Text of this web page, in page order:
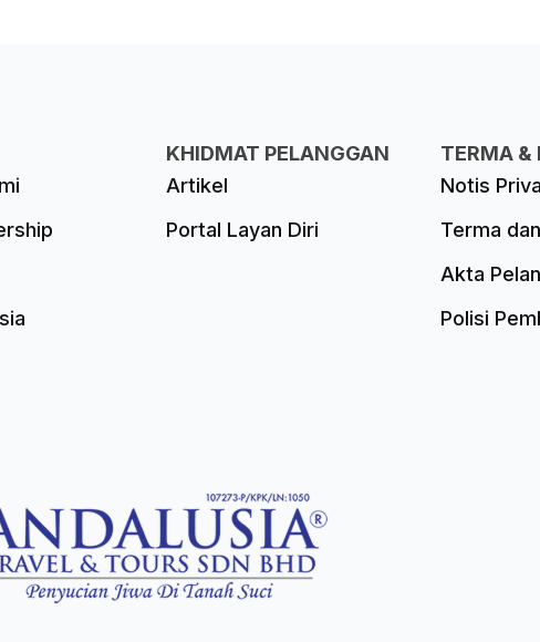
KHIDMAT PELANGGAN
Artikel
Portal Layan Diri
TERMA &
Notis
Terma
Akta
Polisi